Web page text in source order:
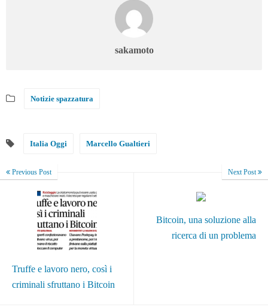
sakamoto
Notizie spazzatura
Italia Oggi Marcello Gualtieri
Previous Post
Truffe e lavoro nero, così i
criminali sfruttano i Bitcoin
Next Post
Bitcoin, una soluzione alla
ricerca di un problema